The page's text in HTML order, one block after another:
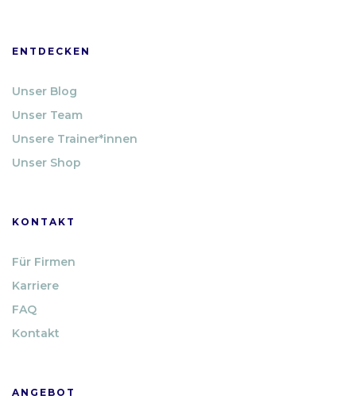
ENTDECKEN
Unser Blog
Unser Team
Unsere Trainer*innen
Unser Shop
KONTAKT
Für Firmen
Karriere
FAQ
Kontakt
ANGEBOT